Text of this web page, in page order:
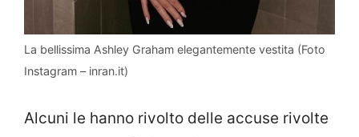
La bellissima Ashley Graham elegantemente vestita (Foto
Instagram – inran.it)
Alcuni le hanno rivolto delle accuse rivolte